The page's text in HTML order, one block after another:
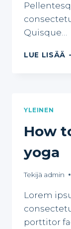
Quisque…
LUE LISÄÄ
YLEINEN
How
yoga
Tekijä admin
Lorem
porttitor